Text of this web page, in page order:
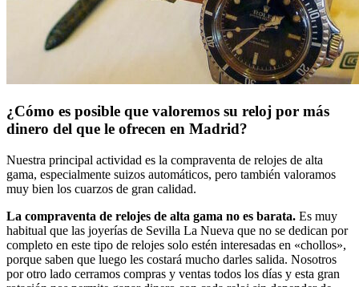
¿Cómo es posible que valoremos su reloj por más
dinero del que le ofrecen en Madrid?
Nuestra principal actividad es la compraventa de relojes de alta
gama, especialmente suizos automáticos, pero también valoramos
muy bien los cuarzos de gran calidad.
La compraventa de relojes de alta gama no es barata. Es muy
habitual que las joyerías de Sevilla La Nueva que no se dedican por
completo en este tipo de relojes solo estén interesadas en «chollos»,
porque saben que luego les costará mucho darles salida. Nosotros
por otro lado cerramos compras y ventas todos los días y esta gran